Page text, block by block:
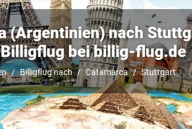
(Argentinien) nach
bei billig-flug.de
Billigflug nach Catamarca Stuttgart